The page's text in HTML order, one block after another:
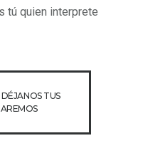
tú quien interprete
TUS